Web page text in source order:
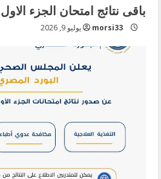
باقى نتائج امتحان الجزء الاول
morsi33 يوليو 9, 2026